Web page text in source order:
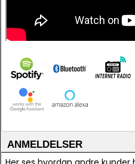
ANMELDELSER